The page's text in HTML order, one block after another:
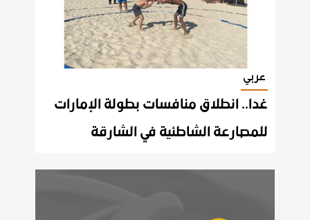
عربي
غدا.. انطلاق منافسات بطولة الإمارات
للمصارعة الشاطئية في الشارقة